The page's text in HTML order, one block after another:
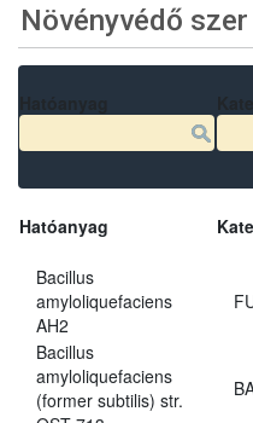
Növényvédő
Hatóanyag
Bacillus
amyloliquefaciens
AH2
Bacillus
amyloliquefaciens
(former subtilis) str.